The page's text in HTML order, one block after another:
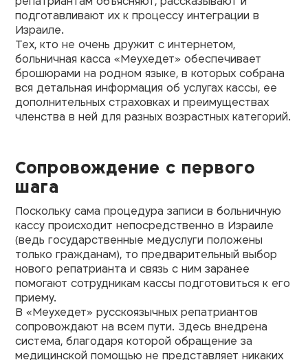
подготавливают их к процессу интеграции в
Израиле.
Тех, кто не очень дружит с интернетом,
больничная касса «Меухедет» обеспечивает
брошюрами на родном языке, в которых собрана
вся детальная информация об услугах кассы, ее
дополнительных страховках и преимуществах
членства в ней для разных возрастных категорий.
Сопровождение с первого
шага
Поскольку сама процедура записи в больничную
кассу происходит непосредственно в Израиле
(ведь государственные медуслуги положены
только гражданам), то предварительный выбор
нового репатрианта и связь с ним заранее
помогают сотрудникам кассы подготовиться к его
приему.
В«Меухедет» русскоязычных репатриантов
сопровождают на всем пути. Здесь внедрена
система, благодаря которой обращение за
медицинской помощью не представляет никаких